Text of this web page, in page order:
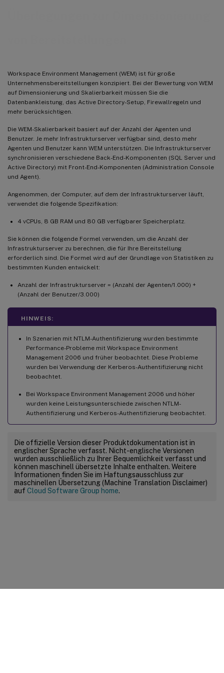
Workspace Environment Management (WEM) ist für große
Unternehmensbereitstellungen konzipiert. Bei der Bewertung von WEM
auf Dimensionierung und Skalierbarkeit müssen Sie die
Datenbankleistung, das Active Directory-Setup, Firewallregeln und
mehr berücksichtigen.
Die WEM-Skalierbarkeit basiert auf der Anzahl der Agenten und
Benutzer. Je mehr Infrastrukturserver verfügbar sind, desto mehr
Agenten und Benutzer kann WEM unterstützen. Die Infrastrukturserver
synchronisieren verschiedene Back-End-Komponenten (SQL Server und
Active Directory) mit Front-End-Komponenten (Administration Console
und Agent).
Angenommen, der Computer, auf dem der Infrastrukturserver läuft,
verwendet die folgende Spezifikation:
4 vCPUs, 8 GB RAM und 80 GB verfügbarer Speicherplatz.
Sie können die folgende Formel verwenden, um die Anzahl der
Infrastrukturserver zu berechnen, die für Ihre Bereitstellung
erforderlich sind. Die Formel wird auf der Grundlage von Statistiken zu
bestimmten Kunden entwickelt:
Anzahl der Infrastrukturserver = (Anzahl der Agenten/1.000) +
(Anzahl der Benutzer/3.000)
HINWEIS:
In Szenarien mit NTLM-Authentifizierung wurden bestimmte
Performance-Probleme mit Workspace Environment
Management 2006 und früher beobachtet. Diese Probleme
wurden bei Verwendung der Kerberos-Authentifizierung nicht
beobachtet.
Bei Workspace Environment Management 2006 und höher
wurden keine Leistungsunterschiede zwischen NTLM-
Authentifizierung und Kerberos-Authentifizierung beobachtet.
Die offizielle Version dieser Produktdokumentation ist in
englischer Sprache verfasst. Nicht-englische Versionen
wurden ausschließlich zu Ihrer Bequemlichkeit verfasst und
können maschinell übersetzte Inhalte enthalten. Weitere
Informationen finden Sie im Haftungsausschluss zur
maschinellen Übersetzung (Machine Translation Disclaimer)
auf Cloud Software Group home.